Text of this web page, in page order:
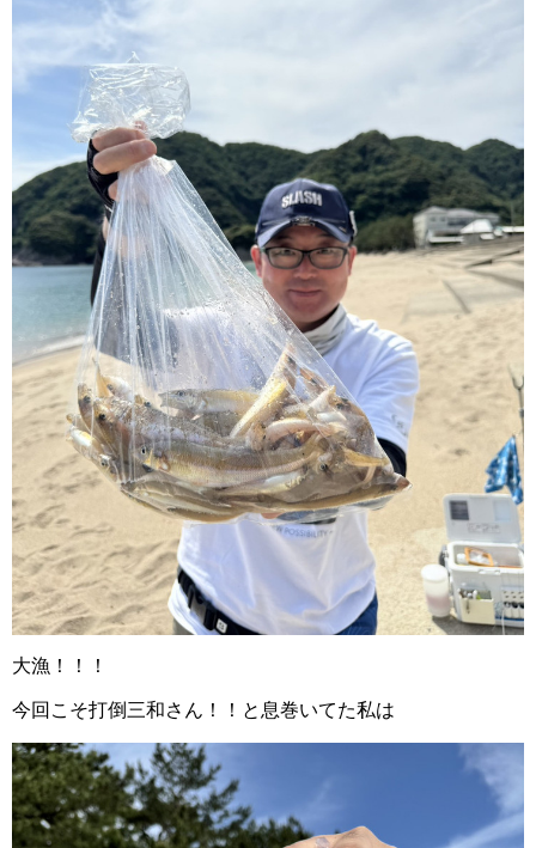
大漁！！！
今回こそ打倒三和さん！！と息巻いてた私は